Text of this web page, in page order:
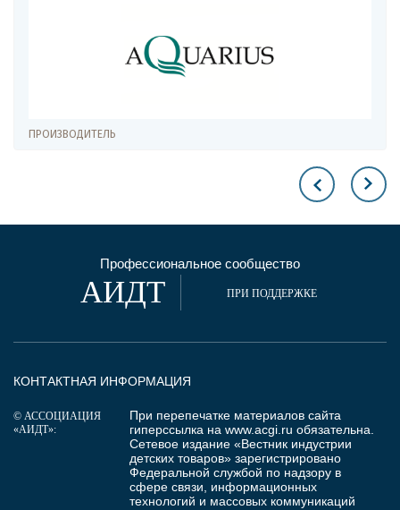
Профессиональное сообщество
АИДТ ПРИ ПОДДЕРЖКЕ
КОНТАКТНАЯ ИНФОРМАЦИЯ
© АССОЦИАЦИЯ
«АИДТ»:
При перепечатке материалов сайта
гиперссылка на www.acgi.ru обязательна.
Сетевое издание «Вестник индустрии
детских товаров» зарегистрировано
Федеральной службой по надзору в
сфере связи, информационных
технологий и массовых коммуникаций